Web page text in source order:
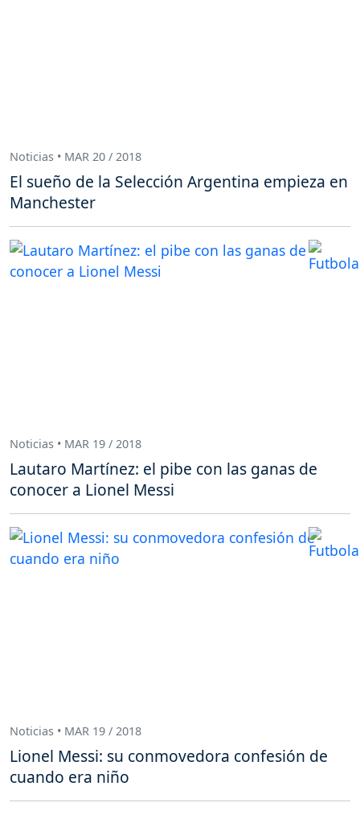
Noticias • MAR 20 / 2018
El sueño de la Selección Argentina empieza en
Manchester
Noticias • MAR 19 / 2018
Lautaro Martínez: el pibe con las ganas de
conocer a Lionel Messi
Noticias • MAR 19 / 2018
Lionel Messi: su conmovedora confesión de
cuando era niño